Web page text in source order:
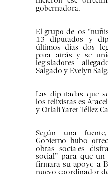
gobernadora.
El grupo de los
13 diputados y
últimos días dos
para atrás y se
legisladores
Salgado y Evelyn
Las diputadas que
los felixistas es
y Citlali Yaret Téllez
Según una
Gobierno hubo
obras sociales
social” para que
firmara su apoyo a
nuevo coordinador